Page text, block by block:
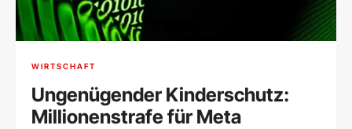
WIRTSCHAFT
Ungenügender Kinderschutz:
Millionenstrafe für Meta